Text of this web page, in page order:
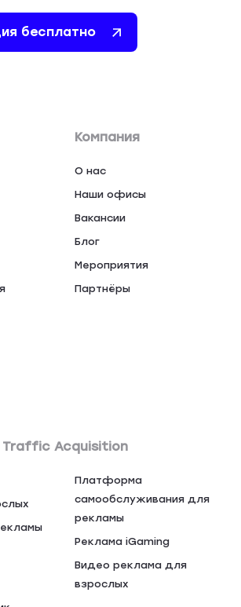
бесплатно
Компания
О нас
Наши офисы
Вакансии
Блог
Мероприятия
Партнёры
Acquisition
Платформа
самообслуживания для
рекламы
Реклама iGaming
Видео реклама для
взрослых